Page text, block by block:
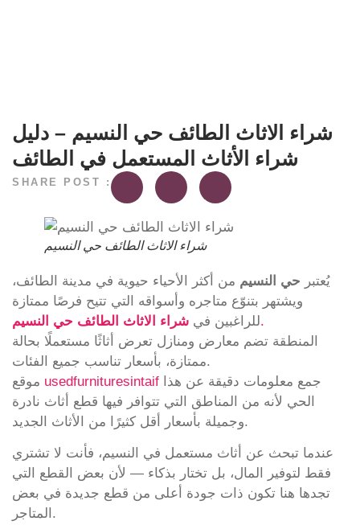
شراء الاثاث الطائف حي النسيم – دليل
شراء الأثاث المستعمل في الطائف
SHARE POST :
شراء الاثاث الطائف حي النسيم
يُعتبر حي النسيم من أكثر الأحياء حيوية في مدينة الطائف،
ويشتهر بتنوّع متاجره وأسواقه التي تتيح فرصًا ممتازة
للراغبين في شراء الاثاث الطائف حي النسيم
.
المنطقة تضم معارض ومنازل تعرض أثاثًا مستعملًا بحالة
ممتازة، بأسعار تناسب جميع الفئات.
usedfurnituresintaif
الحي لأنه من المناطق التي تتوافر فيها قطع أثاث نادرة
وجميلة بأسعار أقل كثيرًا من الأثاث الجديد.
عندما تبحث عن أثاث مستعمل في النسيم، فأنت لا تشتري
فقط لتوفير المال، بل تختار بذكاء — لأن بعض القطع التي
تجدها هنا تكون ذات جودة أعلى من قطع جديدة في بعض
المتاجر.